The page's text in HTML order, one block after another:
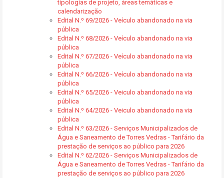
tipologias de projeto, áreas temáticas e
calendarização
Edital N.º 69/2026 - Veículo abandonado na via
pública
Edital N.º 68/2026 - Veículo abandonado na via
pública
Edital N.º 67/2026 - Veículo abandonado na via
pública
Edital N.º 66/2026 - Veículo abandonado na via
pública
Edital N.º 65/2026 - Veiculo abandonado na via
pública
Edital N.º 64/2026 - Veiculo abandonado na via
pública
Edital N.º 63/2026 - Serviços Municipalizados de
Água e Saneamento de Torres Vedras - Tarifário da
prestação de serviços ao público para 2026
Edital N.º 62/2026 - Serviços Municipalizados de
Água e Saneamento de Torres Vedras - Tarifário da
prestação de serviços ao público para 2026